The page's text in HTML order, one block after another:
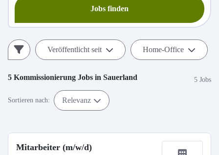
Jobs finden
Veröffentlicht seit Home-Office
5 Kommissionierung Jobs in Sauerland 5 Jobs
Sortieren nach: Relevanz
Mitarbeiter (m/w/d)